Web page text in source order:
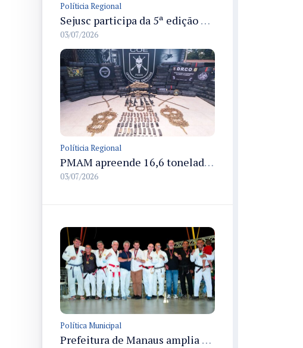
Políticia Regional
Sejusc participa da 5ª edição do Caminhos Literários com foco na cultura hip-hop nas unidades socioeducativas
03/07/2026
Políticia Regional
PMAM apreende 16,6 toneladas de entorpecentes e registra aumento nas prisões em flagrante e nas capturas de foragidos no primeiro semestre de 2026
03/07/2026
Política Municipal
Prefeitura de Manaus amplia apoio aos atletas de 100 para 150 beneficiados a partir do próximo ano